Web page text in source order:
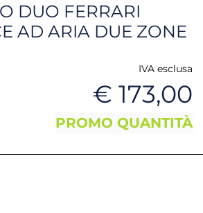
DUO FERRARI
AD ARIA DUE ZONE
IVA esclusa
€ 173,00
PROMO QUANTITÀ